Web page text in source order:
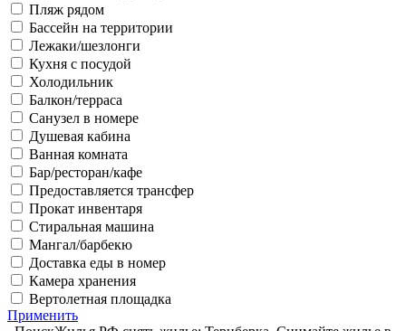
Пляж рядом
Бассейн на территории
Лежаки/шезлонги
Кухня с посудой
Холодильник
Балкон/терраса
Санузел в номере
Душевая кабина
Ванная комната
Бар/ресторан/кафе
Предоставляется трансфер
Прокат инвентаря
Стиральная машина
Мангал/барбекю
Доставка еды в номер
Камера хранения
Вертолетная площадка
Применить